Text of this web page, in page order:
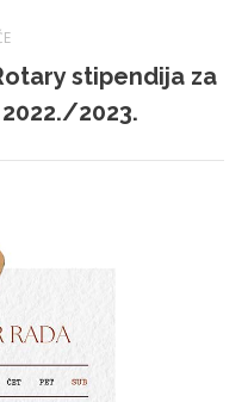
stipendija za
2023.